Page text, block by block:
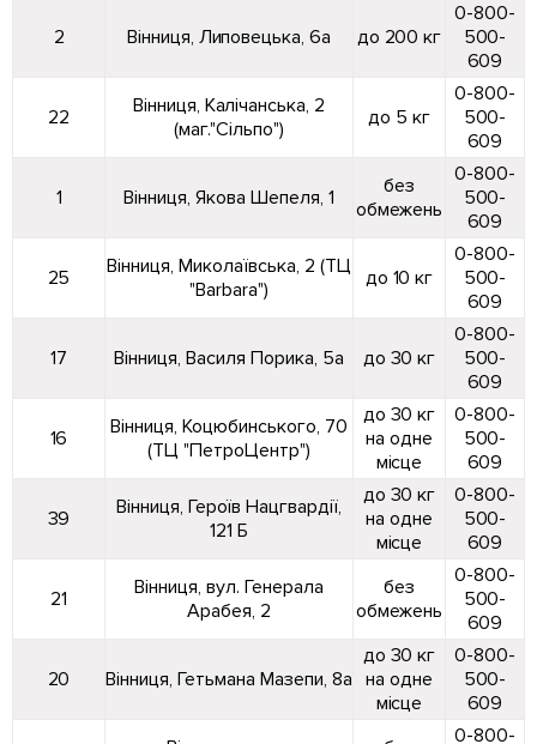
2 Вінниця, Липовецька, 6а до 200 кг
0-800-
500-
609
22
Вінниця, Калічанська, 2
(маг."Сільпо")
до 5 кг
0-800-
500-
609
1 Вінниця, Якова Шепеля, 1
без
обмежень
0-800-
500-
609
25
Вінниця, Миколаївська, 2 (ТЦ
"Barbara")
до 10 кг
0-800-
500-
609
17 Вінниця, Василя Порика, 5а до 30 кг
0-800-
500-
609
16
Вінниця, Коцюбинського, 70
(ТЦ "ПетроЦентр")
до 30 кг
на одне
місце
0-800-
500-
609
39
Вінниця, Героїв Нацгвардії,
121 Б
до 30 кг
на одне
місце
0-800-
500-
609
21
Вінниця, вул. Генерала
Арабея, 2
без
обмежень
0-800-
500-
609
20 Вінниця, Гетьмана Мазепи, 8а
до 30 кг
на одне
місце
0-800-
500-
609
0-800-